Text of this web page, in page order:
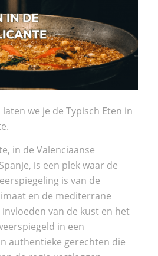
we je de Typisch Eten in
, in de Valenciaanse
is een plek waar de
is van de
en de mediterrane
van de kust en het
in een
authentieke gerechten die